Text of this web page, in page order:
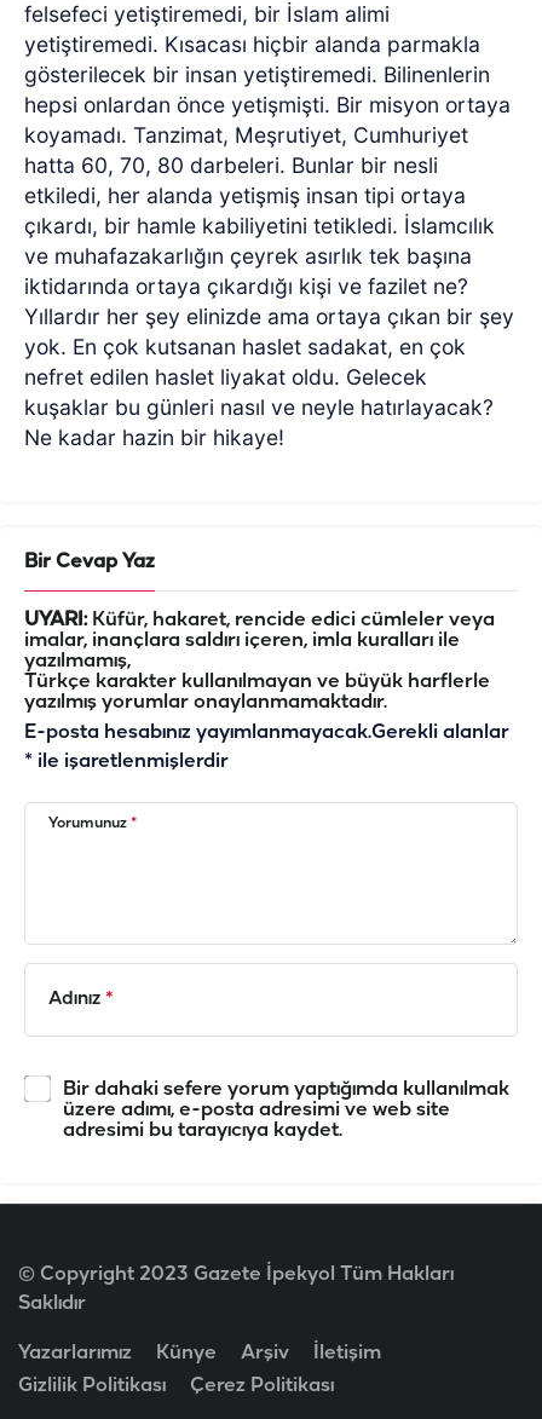
felsefeci yetiştiremedi, bir İslam alimi
yetiştiremedi. Kısacası hiçbir alanda parmakla
gösterilecek bir insan yetiştiremedi. Bilinenlerin
hepsi onlardan önce yetişmişti. Bir misyon ortaya
koyamadı. Tanzimat, Meşrutiyet, Cumhuriyet
hatta 60, 70, 80 darbeleri. Bunlar bir nesli
etkiledi, her alanda yetişmiş insan tipi ortaya
çıkardı, bir hamle kabiliyetini tetikledi. İslamcılık
ve muhafazakarlığın çeyrek asırlık tek başına
iktidarında ortaya çıkardığı kişi ve fazilet ne?
Yıllardır her şey elinizde ama ortaya çıkan bir şey
yok. En çok kutsanan haslet sadakat, en çok
nefret edilen haslet liyakat oldu. Gelecek
kuşaklar bu günleri nasıl ve neyle hatırlayacak?
Ne kadar hazin bir hikaye!
Bir Cevap Yaz
UYARI:Küfür, hakaret, rencide edici cümleler veya
imalar, inançlara saldırı içeren, imla kuralları ile
yazılmamış,
Türkçe karakter kullanılmayan ve büyük harflerle
yazılmış yorumlar onaylanmamaktadır.
E-posta hesabınız yayımlanmayacak.Gerekli alanlar
* ile işaretlenmişlerdir
Yorumunuz *
Adınız *
Bir dahaki sefere yorum yaptığımda kullanılmak
üzere adımı, e-posta adresimi ve web site
adresimi bu tarayıcıya kaydet.
© Copyright 2023 Gazete İpekyol Tüm Hakları
Saklıdır
Yazarlarımız Künye Arşiv
İletişim
Gizlilik Politikası
Çerez Politikası